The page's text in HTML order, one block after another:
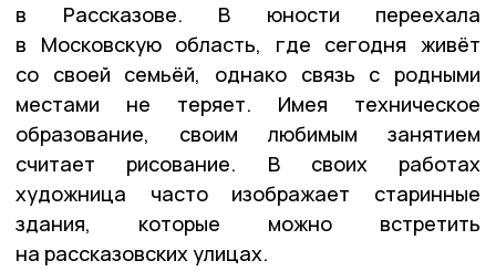
в Рассказове. В юности переехала
в Московскую область, где сегодня живёт
со своей семьёй, однако связь с родными
местами не теряет. Имея техническое
образование, своим любимым занятием
считает рисование. В своих работах
художница часто изображает старинные
здания, которые можно встретить
на рассказовских улицах.